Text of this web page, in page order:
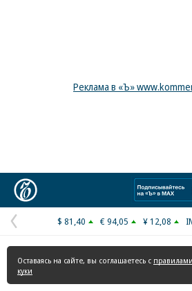
Реклама в «Ъ»
Предыдущая
страница
$ 81,40 € 94,05 ¥ 12,08
Оставаясь на сайте, вы соглашаетесь с
куки